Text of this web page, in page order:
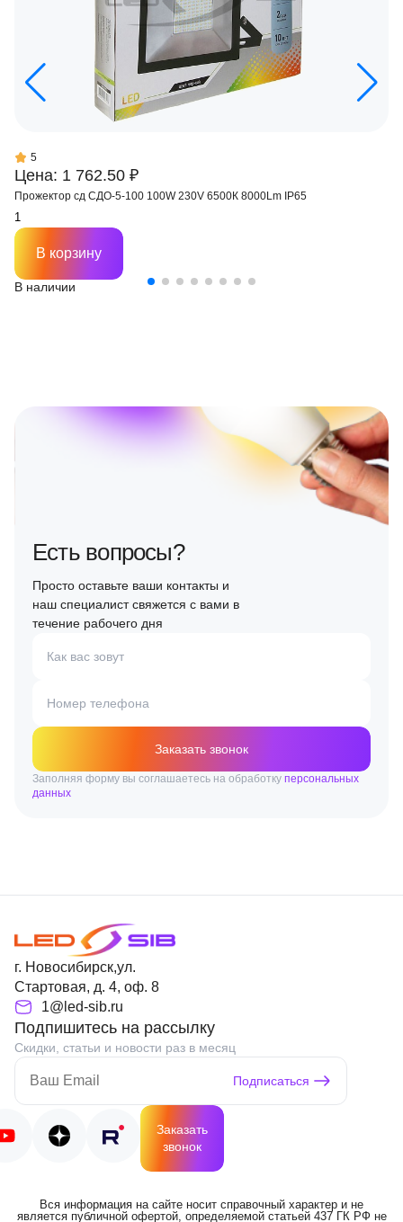
Цена: 1 762.50 ₽
5
Прожектор сд СДО-5-100 100W 230V 6500К 8000Lm IP65
В наличии
В корзину
Есть вопросы?
Просто оставьте ваши контакты и
наш специалист свяжется с вами в
течение рабочего дня
Как вас зовут
Номер телефона
Заказать звонок
Заполняя форму вы соглашаетесь на обработку персональных
данных
г. Новосибирск,ул.
Стартовая, д. 4, оф. 8
1@led-sib.ru
Подпишитесь на рассылку
Скидки, статьи и новости раз в месяц
Подписаться
Заказать
звонок
Вся информация на сайте носит справочный характер и не
является публичной офертой, определяемой статьей 437 ГК РФ не